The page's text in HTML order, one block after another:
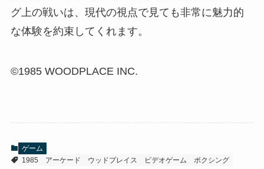
グ上の戦いは、現代の視点で見ても非常に魅力的
な体験を約束してくれます。
©1985 WOODPLACE INC.
ゲーム
1985
アーケード ウッドプレイス ビデオゲーム ボクシング